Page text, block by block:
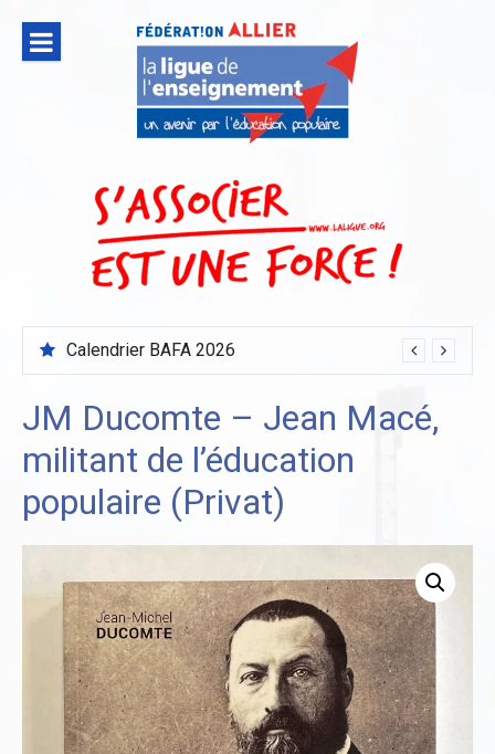
contenu
Calendrier BAFA 2026
JM Ducomte – Jean Macé,
militant de l’éducation
populaire (Privat)